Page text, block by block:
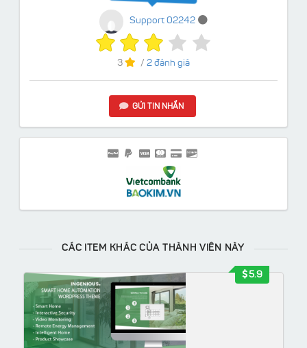
Support 02242
3 / 2 đánh giá
GỬI TIN NHẮN
CÁC ITEM KHÁC CỦA THÀNH VIÊN NÀY
5.9